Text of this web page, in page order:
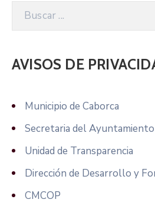
AVISOS DE
Municipio de Caborca
Secretaria del Ayuntamiento
Unidad de Transparencia
Dirección de Desarrollo y
CMCOP